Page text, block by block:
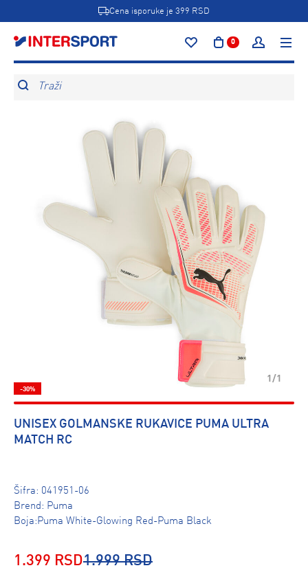
Cena isporuke je 399 RSD
0
Traži
1/1
-30%
UNISEX GOLMANSKE RUKAVICE PUMA ULTRA
MATCH RC
Šifra: 041951-06
Brend: Puma
Boja:Puma White-Glowing Red-Puma Black
1.399 RSD1.999 RSD